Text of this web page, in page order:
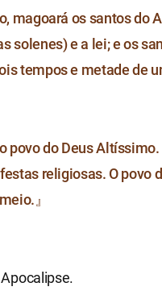
magoará os santos do
solenes) e a lei; e os
tempos e metade de
povo do Deus
religiosas. O povo
』